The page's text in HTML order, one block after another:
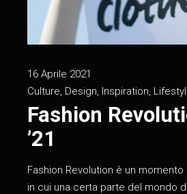
16 Aprile 2021
Culture, Design, Inspiration,
Fashion
’21
Fashion Revolution è un
in cui una certa parte del mondo